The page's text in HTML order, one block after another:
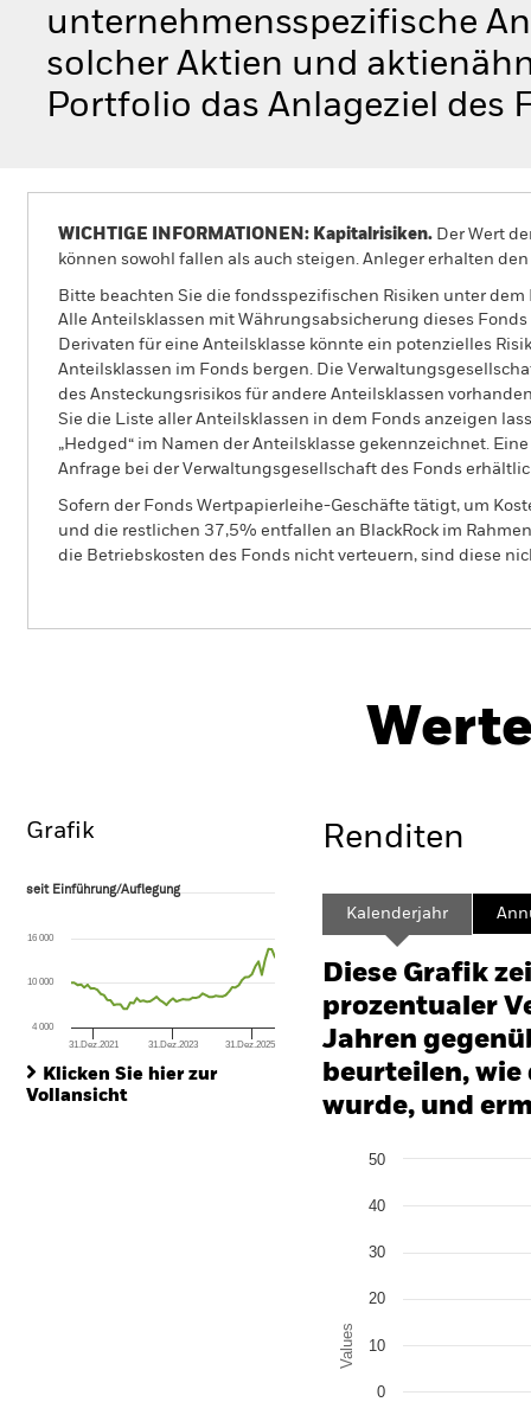
unternehmensspezifische
solcher Aktien und
Portfolio das Anlageziel des
WICHTIGE INFORMATIONEN: Kapitalrisiken. Der Wert
können sowohl fallen als auch steigen. Anleger erhalten
Bitte beachten Sie die fondsspezifischen Risiken unter dem
Alle Anteilsklassen mit Währungsabsicherung dieses
Derivaten für eine Anteilsklasse könnte ein potenzielles
Anteilsklassen im Fonds bergen. Die
des Ansteckungsrisikos für andere Anteilsklassen
Sie die Liste aller Anteilsklassen in dem Fonds anzeigen
„Hedged“ im Namen der Anteilsklasse gekennzeichnet.
Anfrage bei der Verwaltungsgesellschaft des Fonds
Sofern der Fonds Wertpapierleihe-Geschäfte tätigt, um
und die restlichen 37,5% entfallen an BlackRock im
die Betriebskosten des Fonds nicht verteuern, sind diese
Grafik
seit Einführung/Auflegung
The chart has 1 X axis displaying Time. Range: 2021-05-31 00:00:00 to
The chart has 1 Y axis displaying values. Range: -60 to 120.
seit Einführung/Auflegung
31.Dez.2021 31.Dez.2023 31.Dez.2025
4 000
10 000
16 000
Klicken Sie hier zur
Vollansicht
Renditen
Kalenderjahr
Diese Grafik
prozentualer
Jahren
beurteilen,
wurde, und
Bar chart with 2 data
The chart has 1 Y axis
Values
0
10
20
30
40
50